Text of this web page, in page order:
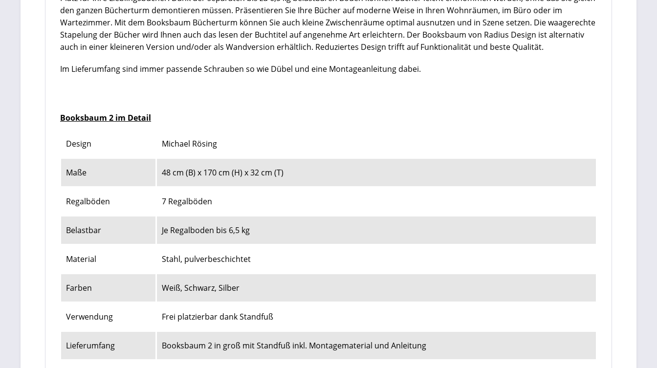
den ganzen Bücherturm demontieren müssen. Präsentieren Sie Ihre Bücher auf moderne Weise in Ihren Wohnräumen, im Büro oder im
Wartezimmer. Mit dem Booksbaum Bücherturm können Sie auch kleine Zwischenräume optimal ausnutzen und in Szene setzen. Die waagerechte
Stapelung der Bücher wird Ihnen auch das lesen der Buchtitel auf angenehme Art erleichtern. Der Booksbaum von Radius Design ist alternativ
auch in einer kleineren Version und/oder als Wandversion erhältlich. Reduziertes Design trifft auf Funktionalität und beste Qualität.
Im Lieferumfang sind immer passende Schrauben so wie Dübel und eine Montageanleitung dabei.
Booksbaum 2 im Detail
Design Michael Rösing
Maße 48 cm (B) x 170 cm (H) x 32 cm (T)
Regalböden 7 Regalböden
Belastbar Je Regalboden bis 6,5 kg
Material Stahl, pulverbeschichtet
Farben Weiß, Schwarz, Silber
Verwendung Frei platzierbar dank Standfuß
Lieferumfang Booksbaum 2 in groß mit Standfuß inkl. Montagematerial und Anleitung